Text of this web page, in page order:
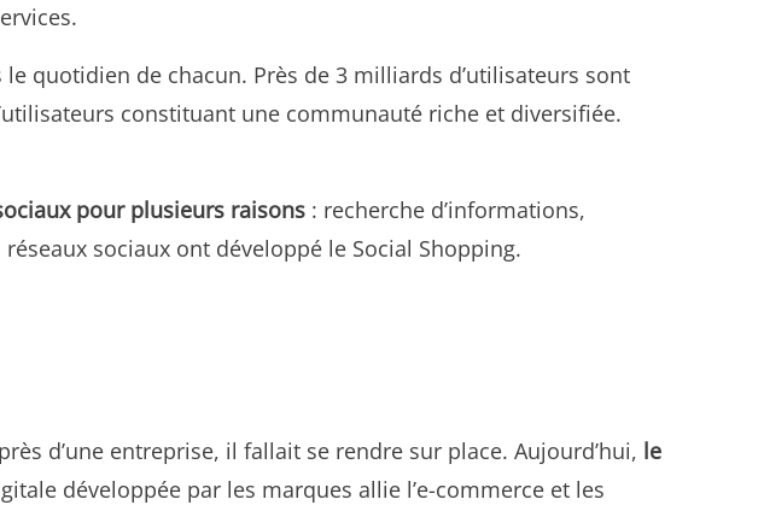
quotidien de chacun. Près de 3 milliards d’utilisateurs sont
constituant une communauté riche et diversifiée.
pour plusieurs raisons : recherche d’informations,
sociaux ont développé le Social Shopping.
d’une entreprise, il fallait se rendre sur place. Aujourd’hui, le
développée par les marques allie l’e-commerce et les